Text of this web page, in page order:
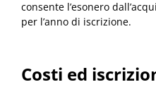
consente l’esonero
per l’anno di iscrizione.
Costi ed